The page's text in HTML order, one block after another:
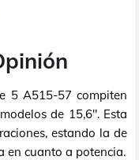
5 A515-57 compiten
de 15,6". Esta
estando la de
en cuanto a potencia.